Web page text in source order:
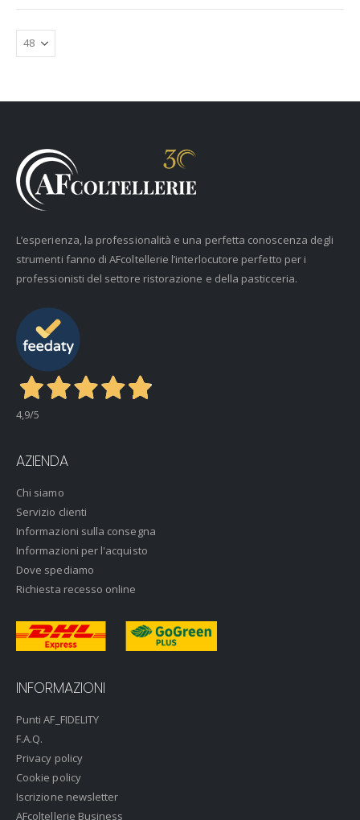
L’esperienza, la professionalità e una perfetta conoscenza degli
strumenti fanno di AFcoltellerie l’interlocutore perfetto per i
professionisti del settore ristorazione e della pasticceria.
4,9/5
AZIENDA
Chi siamo
Servizio clienti
Informazioni sulla consegna
Informazioni per l'acquisto
Dove spediamo
Richiesta recesso online
INFORMAZIONI
Punti AF_FIDELITY
F.A.Q.
Privacy policy
Cookie policy
Iscrizione newsletter
AFcoltellerie Business